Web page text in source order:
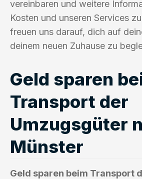
vereinbaren und weitere
Kosten und unseren Services
freuen uns darauf, dich auf
deinem neuen Zuhause zu
Geld sparen
Transport der
Umzugsgüter
Münster
Geld sparen beim Transport